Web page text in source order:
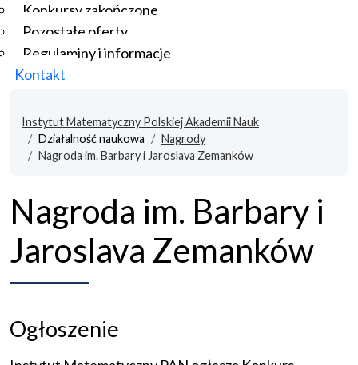
Konkursy zakończone
Pozostałe oferty
Regulaminy i informacje
Kontakt
Instytut Matematyczny Polskiej Akademii Nauk
Działalność naukowa
Nagrody
Nagroda im. Barbary i Jaroslava Zemanków
Nagroda im. Barbary i
Jaroslava Zemanków
Ogłoszenie